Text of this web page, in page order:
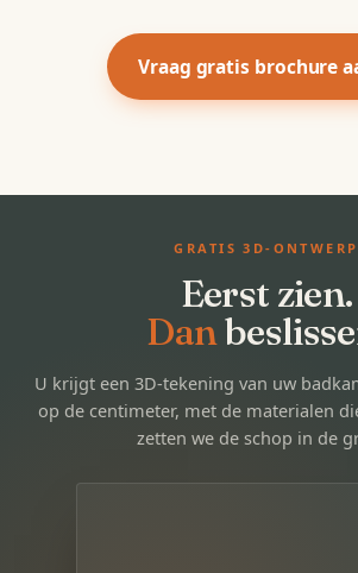
Vraag gratis brochure
GRATIS 3D-ONTWERP
Eerst zien.
Dan
U krijgt een 3D-tekening van uw
op de centimeter, met de materialen
zetten we de schop in de